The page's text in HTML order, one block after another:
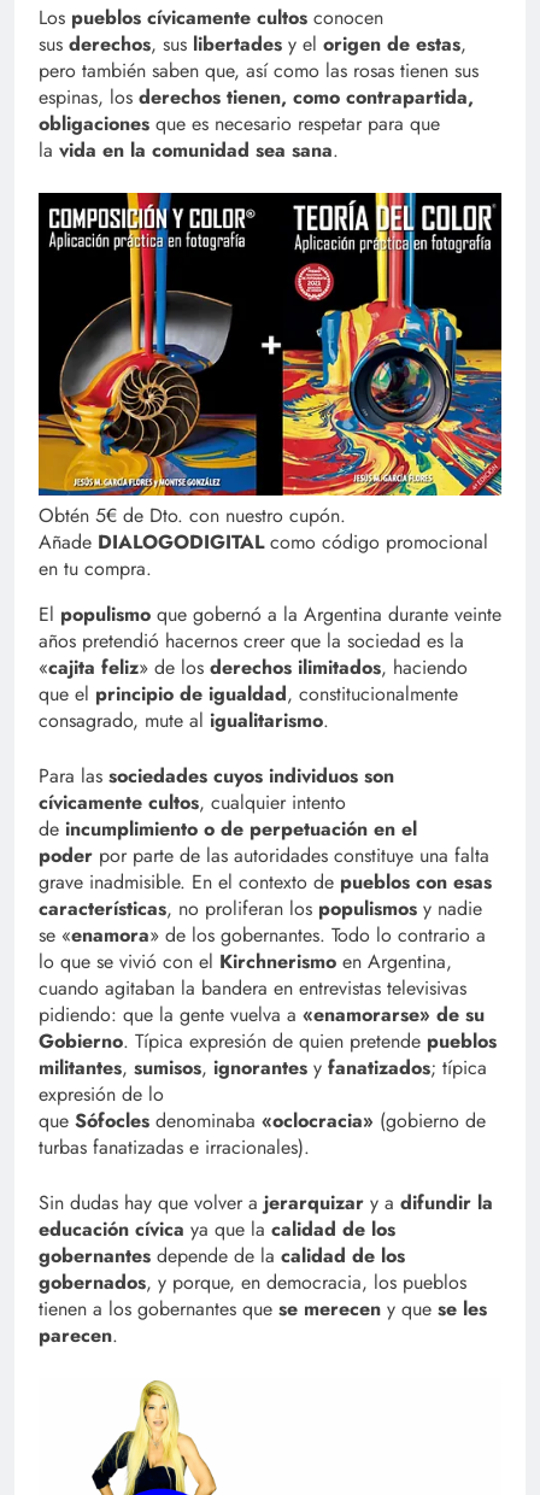
Los pueblos cívicamente cultos conocen
sus derechos, sus libertades y el origen de estas,
pero también saben que, así como las rosas tienen sus
espinas, los derechos tienen, como contrapartida,
obligaciones que es necesario respetar para que
la vida en la comunidad sea sana.
Obtén 5€ de Dto. con nuestro cupón.
Añade DIALOGODIGITALcomo código promocional
en tu compra.
El populismo que gobernó a la Argentina durante veinte
años pretendió hacernos creer que la sociedad es la
«cajita feliz» de los derechos ilimitados, haciendo
que el principio de igualdad, constitucionalmente
consagrado, mute al igualitarismo.
Para las sociedades cuyos individuos son
cívicamente cultos, cualquier intento
de incumplimiento o de perpetuación en el
poder por parte de las autoridades constituye una falta
grave inadmisible. En el contexto de pueblos con esas
características, no proliferan los populismos y nadie
se «enamora» de los gobernantes. Todo lo contrario a
lo que se vivió con el Kirchnerismo en Argentina,
cuando agitaban la bandera en entrevistas televisivas
pidiendo: que la gente vuelva a «enamorarse» de su
Gobierno. Típica expresión de quien pretende pueblos
militantes, sumisos, ignorantes y fanatizados; típica
expresión de lo
que Sófocles denominaba «oclocracia» (gobierno de
turbas fanatizadas e irracionales).
Sin dudas hay que volver a jerarquizar y a difundir la
educación cívica ya que la calidad de los
gobernantes depende de la calidad de los
gobernados, y porque, en democracia, los pueblos
tienen a los gobernantes que se merecen y que se les
parecen.